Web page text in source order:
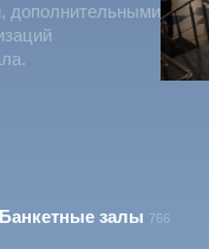
дополнительными
Банкетные залы 766